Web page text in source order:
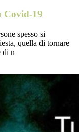
Covid-19
spesso si
quella di tornare
di n